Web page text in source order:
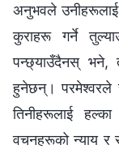
अनुभवले उनीहरूलाई
कुराहरू गर्ने
पन्छ्याउँदैनस् भने,
हुनेछन्। परमेश्‍वरले
तिनीहरूलाई
वचनहरूको न्याय र